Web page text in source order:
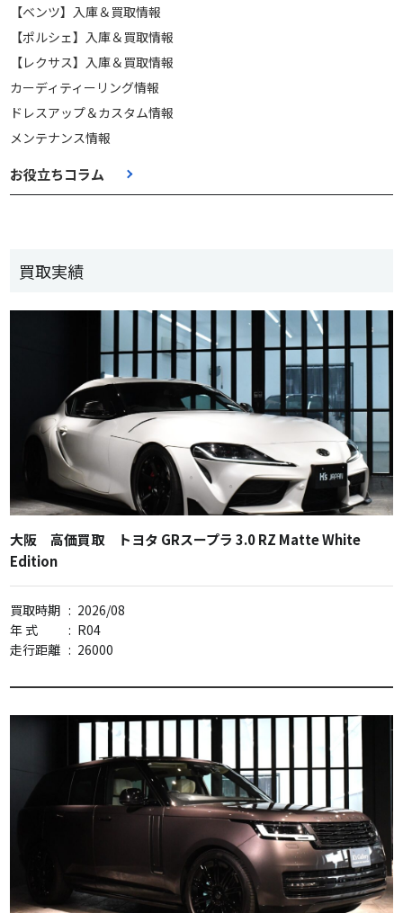
【ベンツ】入庫＆買取情報
【ポルシェ】入庫＆買取情報
【レクサス】入庫＆買取情報
カーディティーリング情報
ドレスアップ＆カスタム情報
メンテナンス情報
お役立ちコラム
買取実績
大阪 高価買取 トヨタ GRスープラ 3.0 RZ Matte White
Edition
買取時期 : 2026/08
年 式
: R04
走行距離 : 26000